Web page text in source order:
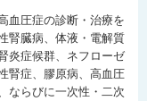
血圧症の診断・治療を
腎臓病、体液・電解質
炎症候群、ネフローゼ
腎症、膠原病、高血圧
ならびに一次性・二次